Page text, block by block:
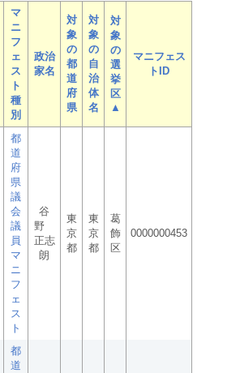
マ
ニ
フ
ェ
ス
ト
種
別
政治
家名
対
象
の
都
道
府
県
対
象
の
自
治
体
名
対
象
の
選
挙
区
▲
マニフェス
トID
都
道
府
県
議
会
議
員
マ
ニ
フ
ェ
ス
ト
谷
野
正志
朗
東
京
都
東
京
都
葛
飾
区
0000000453
都
道